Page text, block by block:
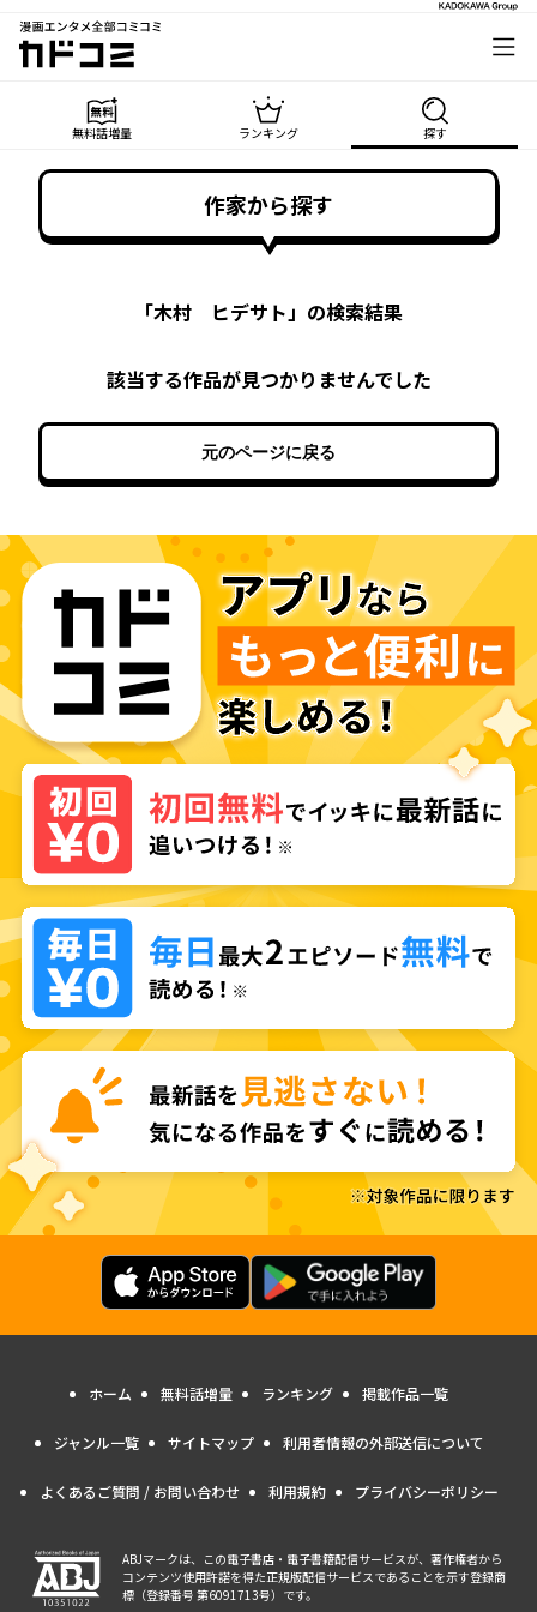
漫画エンタメ全部コミコミ
カドコミ
無料話増量 ランキング 探す
作家から探す
「木村 ヒデサト」の検索結果
該当する作品が見つかりませんでした
元のページに戻る
ホーム 無料話増量 ランキング 掲載作品一覧
ジャンル一覧 サイトマップ 利用者情報の外部送信について
よくあるご質問 / お問い合わせ 利用規約 プライバシーポリシー
ABJマークは、この電子書店・電子書籍配信サービスが、著作権者から
コンテンツ使用許諾を得た正規版配信サービスであることを示す登録商
標（登録番号 第6091713号）です。